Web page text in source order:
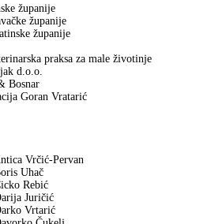
županije
županije
županije
praksa za male životinje
d.o.o.
Bosnar
Goran Vratarić
Vrčić-Pervan
Uhač
Rebić
Juričić
Vrtarić